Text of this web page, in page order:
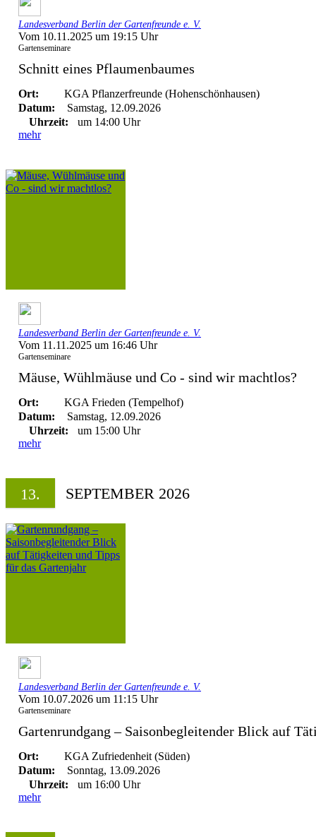
Landesverband Berlin der Gartenfreunde e. V.
Vom 10.11.2025 um 19:15 Uhr
Gartenseminare
Schnitt eines Pflaumenbaumes
Ort:
KGA Pflanzerfreunde (Hohenschönhausen)
Datum:
Samstag, 12.09.2026
Uhrzeit:
um 14:00 Uhr
mehr
Landesverband Berlin der Gartenfreunde e. V.
Vom 11.11.2025 um 16:46 Uhr
Gartenseminare
Mäuse, Wühlmäuse und Co - sind wir machtlos?
Ort:
KGA Frieden (Tempelhof)
Datum:
Samstag, 12.09.2026
Uhrzeit:
um 15:00 Uhr
mehr
13. SEPTEMBER 2026
Landesverband Berlin der Gartenfreunde e. V.
Vom 10.07.2026 um 11:15 Uhr
Gartenseminare
Gartenrundgang – Saisonbegleitender Blick auf
Ort:
KGA Zufriedenheit (Süden)
Datum:
Sonntag, 13.09.2026
Uhrzeit:
um 16:00 Uhr
mehr